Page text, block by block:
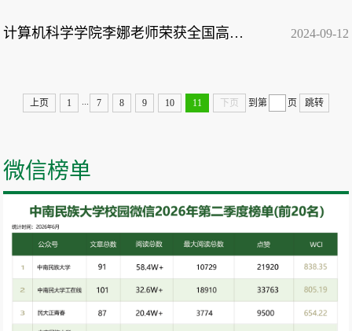
计算机科学学院李娜老师荣获全国高校人工智能教师教学创意竞赛湖北赛区一等奖 2024-09-12
上页 1 ... 7 8 9 10 11 下页 到第 页 跳转
微信榜单